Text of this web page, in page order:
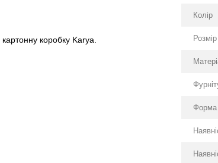
коробку Karya.
Колір
Форма